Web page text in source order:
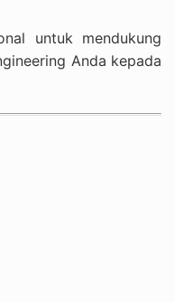
untuk mendukung
Anda kepada